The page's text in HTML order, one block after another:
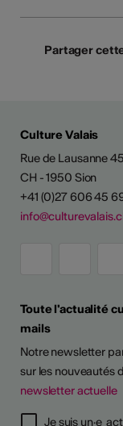
Partager
Culture Valais
Rue de Lausanne 45
CH - 1950 Sion
+41 (0)27 606 45
Toute l'actualité
mails
Notre newsletter
sur les nouveautés
newsletter actuelle
Je suis un·e